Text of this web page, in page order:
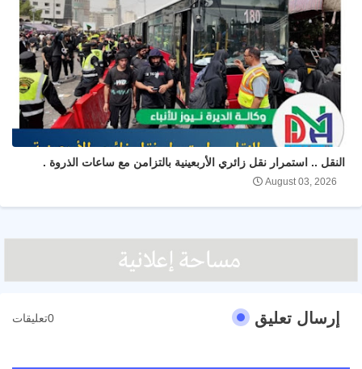
النقل .. استمرار نقل زائري الأربعينية بالتزامن مع ساعات الذروة .
August 03, 2026
إرسال تعليق 0تعليقات